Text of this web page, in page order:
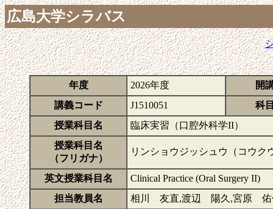
広島大学シラバス
年度 2026年度
開
講義コード
J1510051
科
授業科目名
臨床実習（口腔外科学II）
授業科目名
（フリガナ）
リンショウジッシュウ（コウク
英文授業科目名
Clinical Practice (Oral Surgery II)
担当教員名
相川 友直,渡辺 陽久,宮原